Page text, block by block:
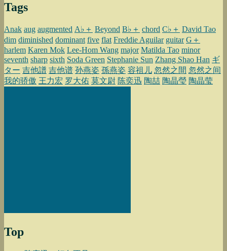
Tags
Anak aug augmented A♭＋ Beyond B♭＋ chord C♭＋ David Tao
dim diminished dominant five flat Freddie Aguilar guitar G＋
harlem Karen Mok Lee-Hom Wang major Matilda Tao minor
seventh sharp sixth Soda Green Stephanie Sun Zhang Shao Han ギ
ター 吉他譜 吉他谱 孙燕姿 孫燕姿 容祖儿 忽然之間 忽然之间
我的骄傲 王力宏 罗大佑 莫文尉 陈奕迅 陶喆 陶晶瑩 陶晶莹
Top